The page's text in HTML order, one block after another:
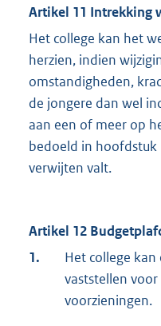
Artikel 11 Intrekking
Het college kan het
herzien, indien
omstandigheden,
de jongere dan wel
aan een of meer op
bedoeld in
verwijten valt.
Artikel 12
1.
Het college
vaststellen
voorzieningen.